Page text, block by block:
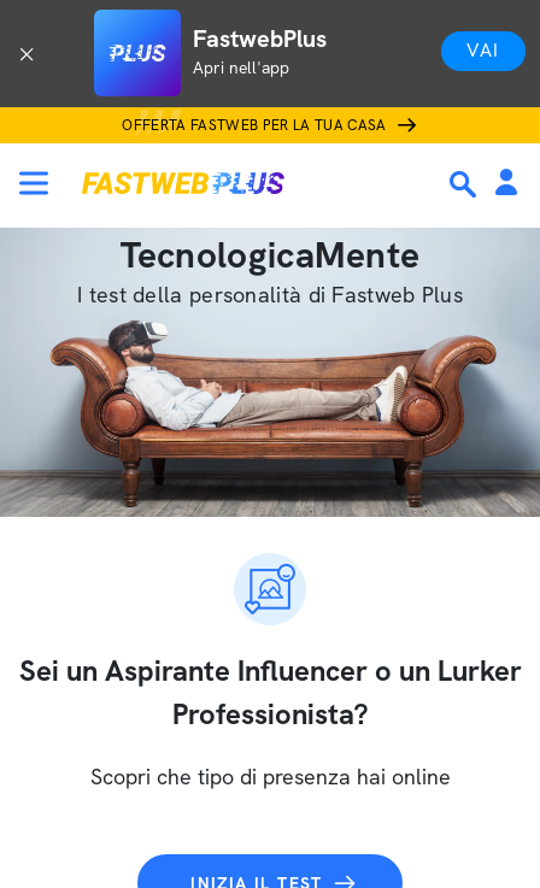
FastwebPlus
Apri nell'app
VAI
OFFERTA FASTWEB PER LA TUA CASA
TecnologicaMente
I test della personalità di Fastweb Plus
Sei un Aspirante Influencer o un Lurker
Professionista?
Scopri che tipo di presenza hai online
INIZIA IL TEST